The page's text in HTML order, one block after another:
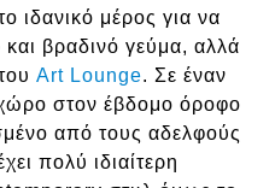
ιδανικό μέρος για να
βραδινό γεύμα, αλλά
Art Lounge. Σε έναν
στον έβδομο όροφο
από τους αδελφούς
πολύ ιδιαίτερη